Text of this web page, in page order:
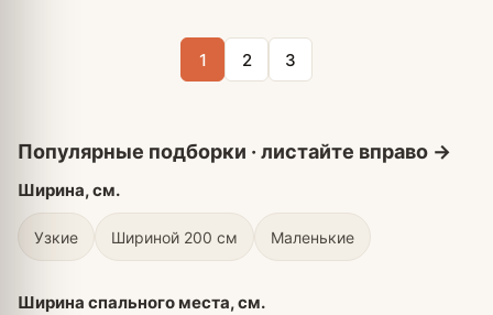
1 2 3
Ширина, см.
Узкие Шириной 200 см Маленькие
Ширина спального места, см.